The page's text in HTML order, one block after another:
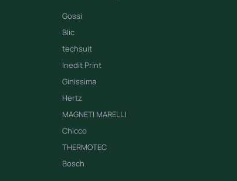
Gossi
Blic
techsuit
Inedit Print
Ginissima
Hertz
MAGNETI MARELLI
Chicco
THERMOTEC
Bosch